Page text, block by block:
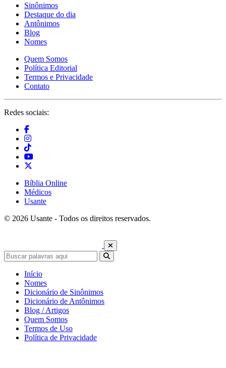
Sinônimos
Destaque do dia
Antônimos
Blog
Nomes
Quem Somos
Política Editorial
Termos e Privacidade
Contato
Redes sociais:
Bíblia Online
Médicos
Usante
© 2026 Usante - Todos os direitos reservados.
Início
Nomes
Dicionário de Sinônimos
Dicionário de Antônimos
Blog / Artigos
Quem Somos
Termos de Uso
Política de Privacidade